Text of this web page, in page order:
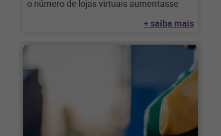
o número de lojas virtuais aumentasse
+ saiba mais